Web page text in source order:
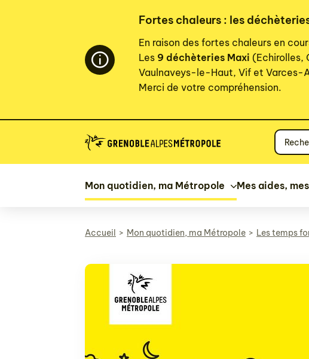
Fortes chaleurs : les
En raison des fortes chaleurs en
Les 9 déchèteries Maxi (Echirolles,
Vaulnaveys-le-Haut, Vif et
Merci de votre compréhension.
Votre
Mon quotidien, ma Métropole Mes aides,
Accueil Mon quotidien, ma Métropole Les temps